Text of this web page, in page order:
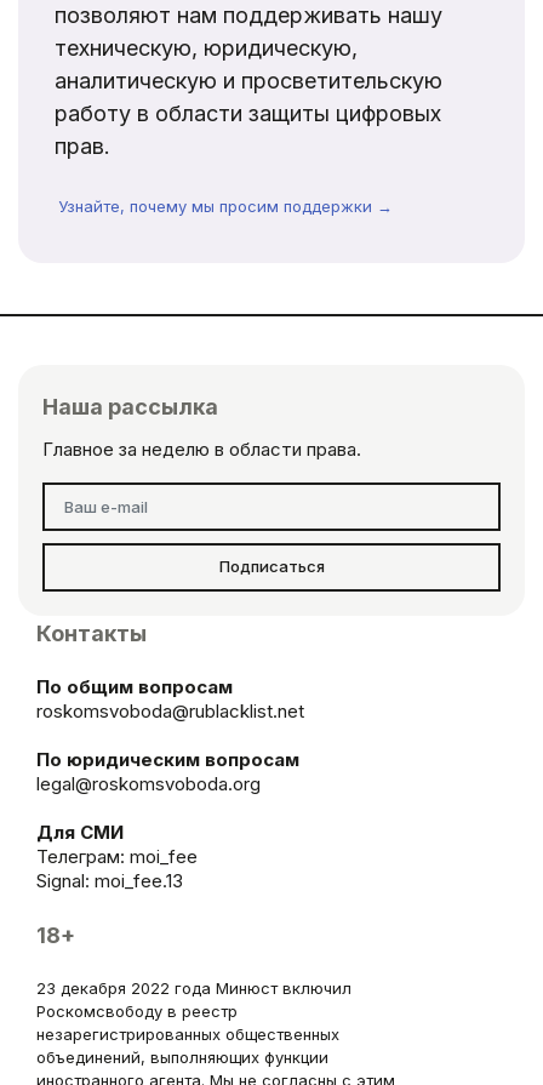
позволяют нам поддерживать нашу
техническую, юридическую,
аналитическую и просветительскую
работу в области защиты цифровых
прав.
Узнайте, почему мы просим поддержки →
Наша рассылка
Главное за неделю в области права.
Подписаться
Контакты
По общим вопросам
roskomsvoboda@rublacklist.net
По юридическим вопросам
legal@roskomsvoboda.org
Для СМИ
Телеграм: moi_fee
Signal: moi_fee.13
18+
23 декабря 2022 года Минюст включил
Роскомсвободу в реестр
незарегистрированных общественных
объединений, выполняющих функции
иностранного агента. Мы не согласны с этим